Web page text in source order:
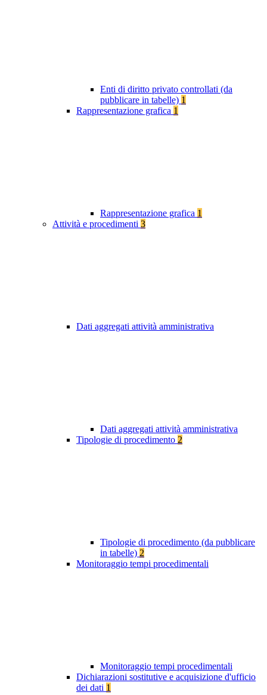
Enti di diritto privato controllati (da
pubblicare in tabelle) 1
Rappresentazione grafica 1
Rappresentazione grafica 1
Attività e procedimenti 3
Dati aggregati attività amministrativa
Dati aggregati attività amministrativa
Tipologie di procedimento 2
Tipologie di procedimento (da pubblicare
in tabelle) 2
Monitoraggio tempi procedimentali
Monitoraggio tempi procedimentali
Dichiarazioni sostitutive e acquisizione d'ufficio
dei dati 1